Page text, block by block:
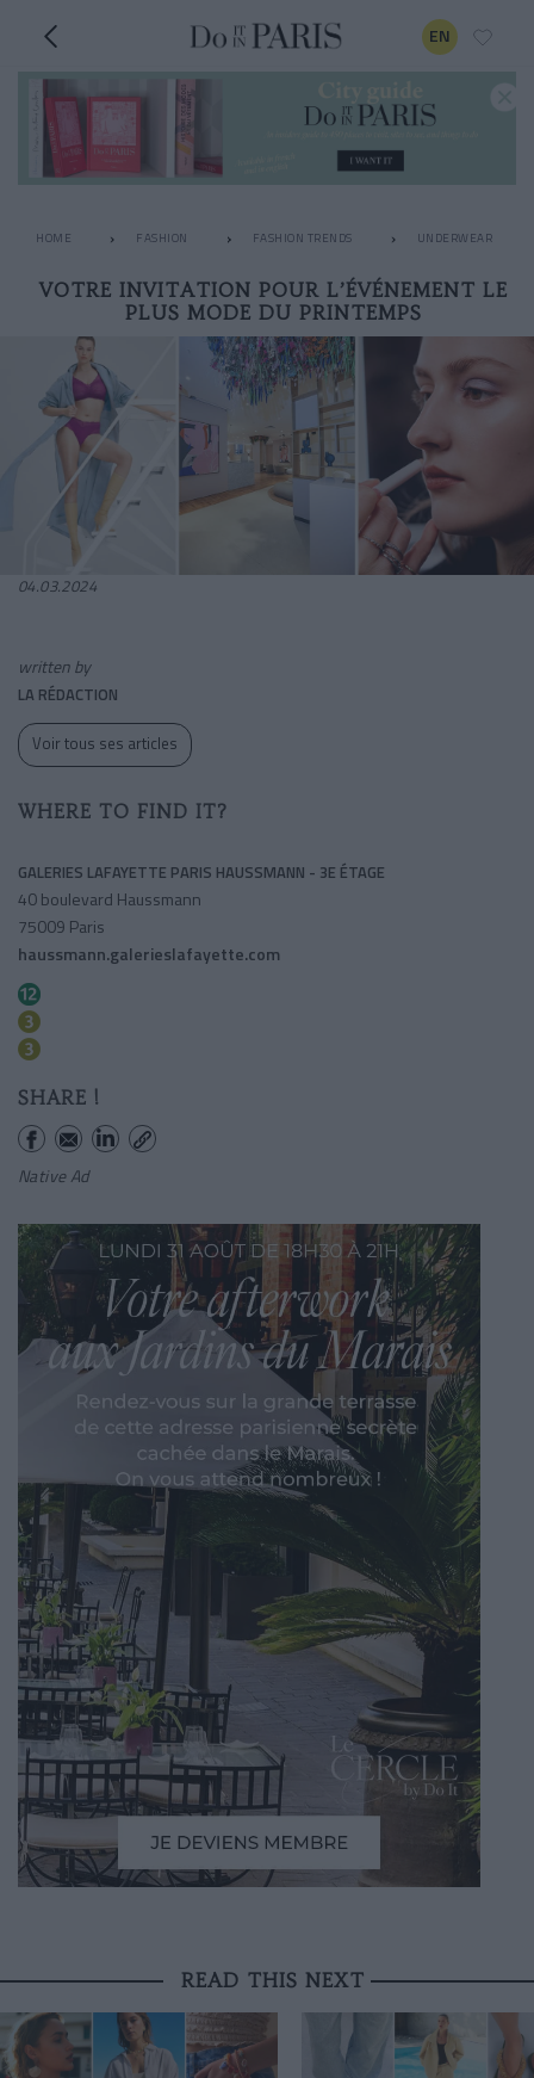
EN
HOME FASHION FASHION TRENDS UNDERWEAR
VOTRE INVITATION POUR L’ÉVÉNEMENT LE
PLUS MODE DU PRINTEMPS
04.03.2024
written by
LA RÉDACTION
Voir tous ses articles
WHERE TO FIND IT?
GALERIES LAFAYETTE PARIS HAUSSMANN - 3E ÉTAGE
40 boulevard Haussmann
75009 Paris
haussmann.galerieslafayette.com
SHARE !
Native Ad
READ THIS NEXT